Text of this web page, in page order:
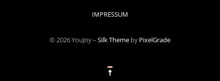
IMPRESSUM
© 2026 YouJoy – Silk Theme by PixelGrade